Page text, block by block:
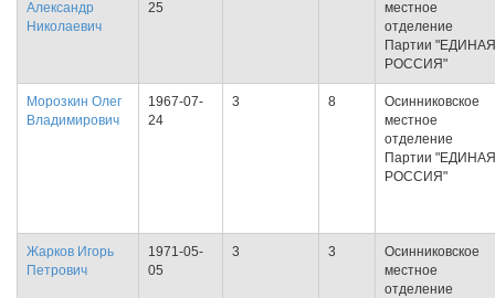
Александр
Николаевич
25
местное
отделение
Партии "ЕДИНАЯ
РОССИЯ"
Морозкин Олег
Владимирович
1967-07-
24
3 8
Осинниковское
местное
отделение
Партии "ЕДИНАЯ
РОССИЯ"
Жарков Игорь
Петрович
1971-05-
05
3 3
Осинниковское
местное
отделение